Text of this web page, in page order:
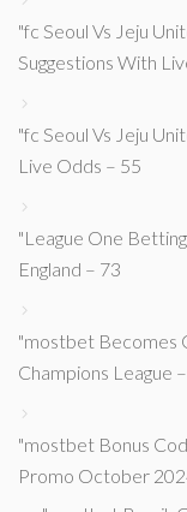
"fc Seoul Vs Jeju
Suggestions With
"fc Seoul Vs Jeju
Live Odds – 55
"League One
England – 73
"mostbet Becomes
Champions League
"mostbet Bonus
Promo October